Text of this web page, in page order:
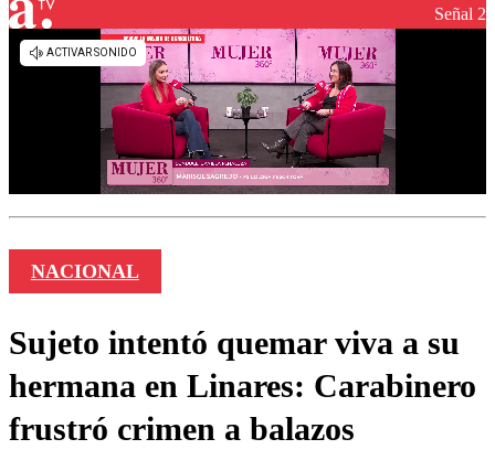
Señal 2
NACIONAL
Sujeto intentó quemar viva a su
hermana en Linares: Carabinero
frustró crimen a balazos